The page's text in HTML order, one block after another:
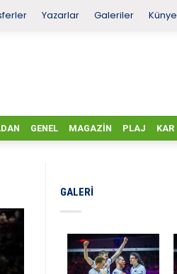
Yazarlar Galeriler Künye
GENEL MAGAZIN PLAJ KAR
GALERI